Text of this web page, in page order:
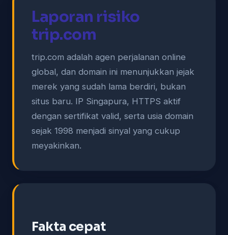
Laporan risiko
trip.com
trip.com adalah agen perjalanan online
global, dan domain ini menunjukkan jejak
merek yang sudah lama berdiri, bukan
situs baru. IP Singapura, HTTPS aktif
dengan sertifikat valid, serta usia domain
sejak 1998 menjadi sinyal yang cukup
meyakinkan.
Fakta cepat